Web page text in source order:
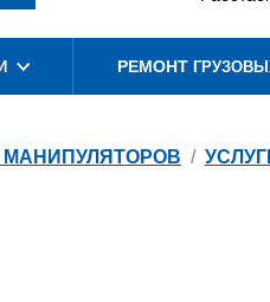
РЕМОНТ